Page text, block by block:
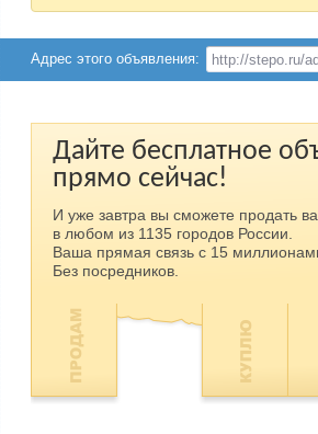
Адрес этого объявления:
Дайте бесплатное
прямо сейчас!
И уже завтра вы сможете продать
в любом из 1135 городов России.
Ваша прямая связь с 15
Без посредников.